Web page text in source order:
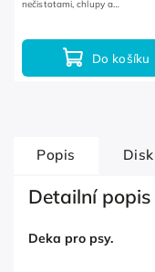
Do košíku
nečistotami, chlupy a
Popis
Detailní
Deka pro psy.